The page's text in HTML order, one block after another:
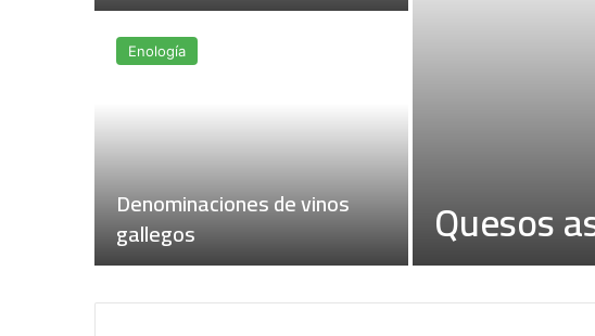
Quesos
Enología
Denominaciones de vinos
gallegos